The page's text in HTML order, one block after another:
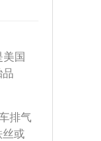
国
品
这
排气
或